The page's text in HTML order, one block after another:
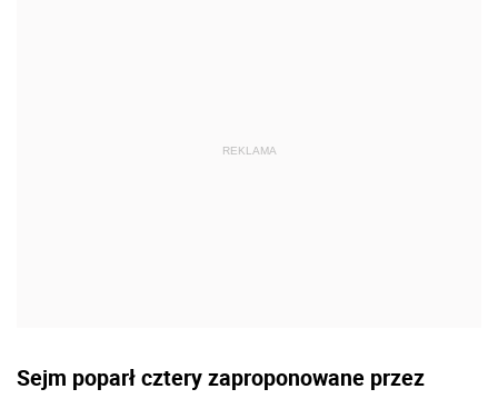
Sejm poparł cztery zaproponowane przez